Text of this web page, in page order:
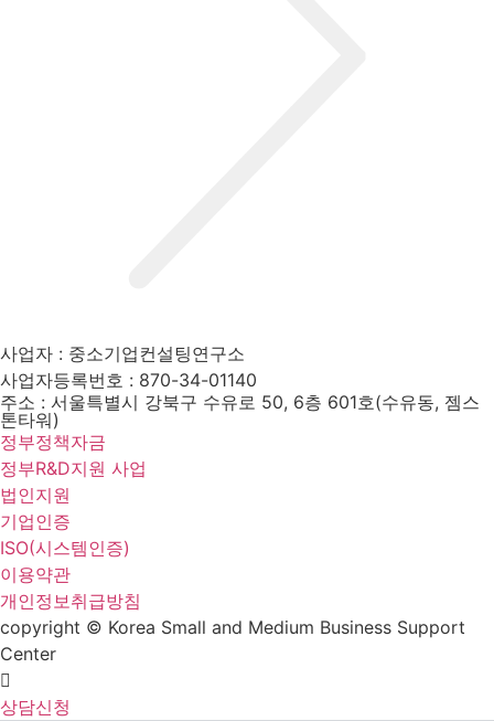
사업자 : 중소기업컨설팅연구소
사업자등록번호 : 870-34-01140
주소 : 서울특별시 강북구 수유로 50, 6층 601호(수유동, 젬스
톤타워)
정부정책자금
정부R&D지원 사업
법인지원
기업인증
ISO(시스템인증)
이용약관
개인정보취급방침
copyright © Korea Small and Medium Business Support
Center
상담신청